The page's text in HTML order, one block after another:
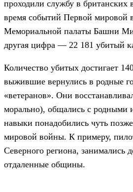
проходили службу в британских
время событий Первой мировой
Мемориальной палаты Башни
другая цифра — 22 181 убитый
Количество убитых достигает
выжившие вернулись в родные
«ветеранов». Они
морально), общались с родными
навыки понадобились чуть
мировой войны. К примеру,
Северного региона, занимались
отдаленные общины.